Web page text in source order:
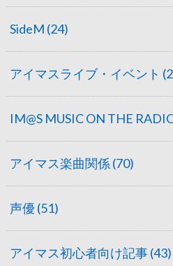
SideM (24)
アイマスライブ・イベント
IM@S MUSIC ON THE
アイマス楽曲関係 (70)
声優 (51)
アイマス初心者向け記事(43)